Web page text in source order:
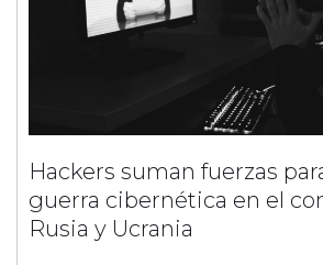
Hackers suman fuerzas
guerra cibernética en el
Rusia y Ucrania